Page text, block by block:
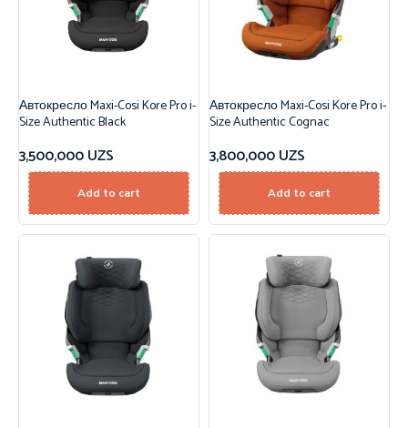
Автокресло Maxi-Cosi Kore Pro i-
Size Authentic Black
3,500,000UZS
Add to cart
Автокресло Maxi-Cosi Kore Pro i-
Size Authentic Cognac
3,800,000UZS
Add to cart